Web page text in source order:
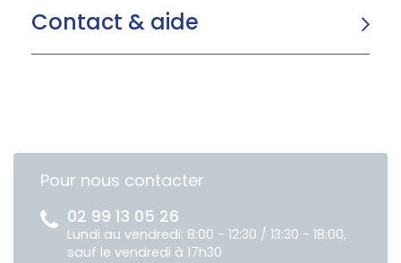
Contact & aide
Pour nous contacter
02 99 13 05 26
Lundi au vendredi: 8:00 - 12:30 / 13:30 - 18:00,
sauf le vendredi à 17h30